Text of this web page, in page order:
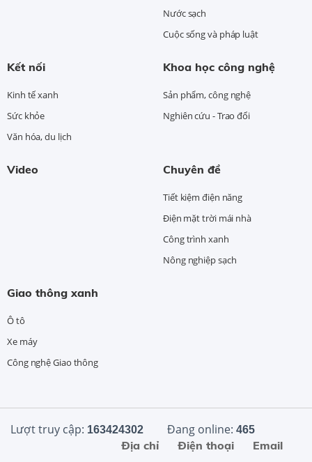
Nước sạch
Cuộc sống và pháp luật
Kết nối
Kinh tế xanh
Sức khỏe
Văn hóa, du lịch
Khoa học công nghệ
Sản phẩm, công nghệ
Nghiên cứu - Trao đổi
Video Chuyên đề
Tiết kiệm điện năng
Điện mặt trời mái nhà
Công trình xanh
Nông nghiệp sạch
Giao thông xanh
Ô tô
Xe máy
Công nghệ Giao thông
Lượt truy cập: 163424302 Đang online: 465
Email
Điện thoại
Địa chỉ